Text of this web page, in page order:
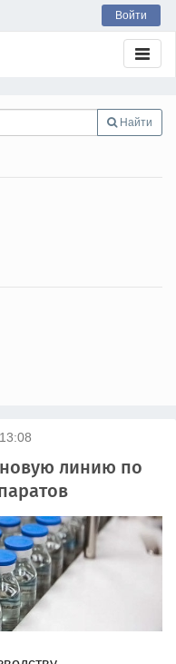
Войти
Найти
линию по